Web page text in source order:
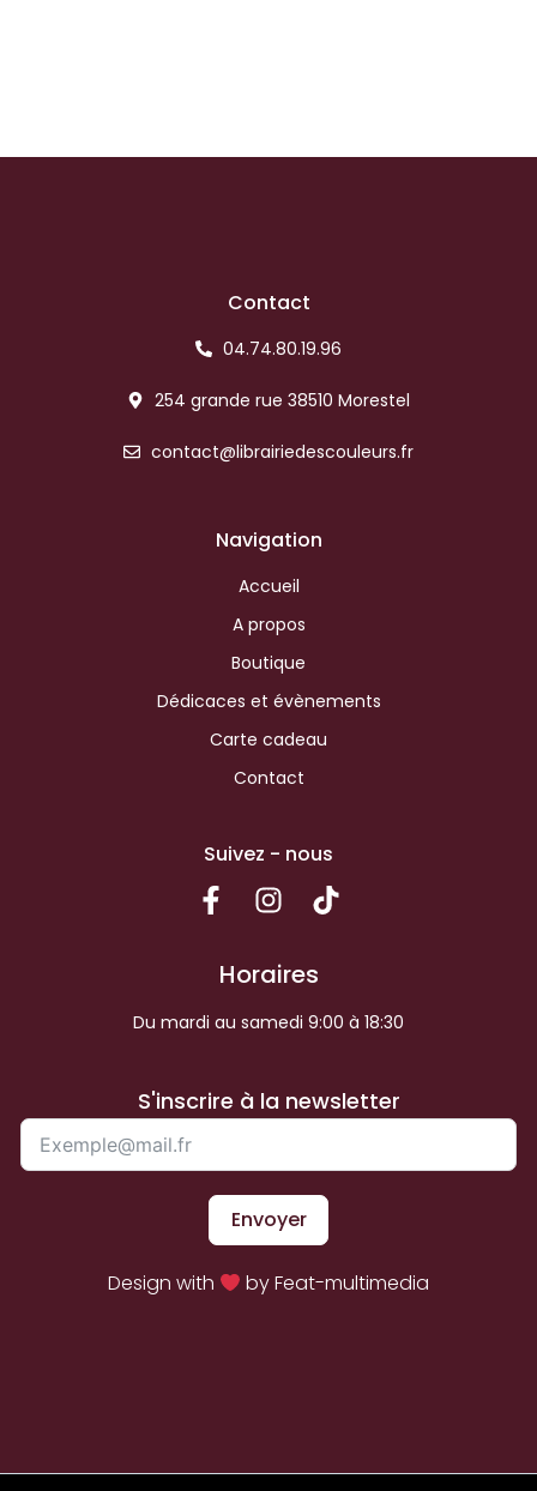
Contact
04.74.80.19.96
254 grande rue 38510 Morestel
contact@librairiedescouleurs.fr
Navigation
Accueil
A propos
Boutique
Dédicaces et évènements
Carte cadeau
Contact
Suivez - nous
Horaires
Du mardi au samedi 9:00 à 18:30
S'inscrire à la newsletter
Envoyer
Design with by Feat-multimedia